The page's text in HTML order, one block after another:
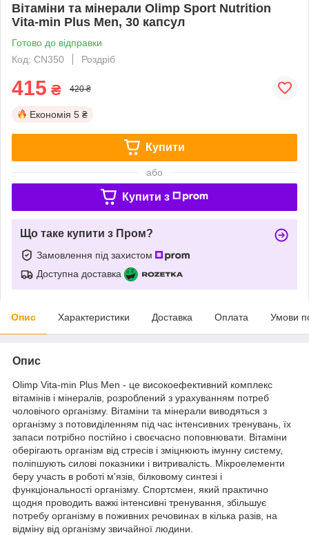
Вітаміни та мінерали Olimp Sport Nutrition
Vita-min Plus Men, 30 капсул
Готово до відправки
Код: CN350
Роздріб
415 ₴ 420 ₴
Економія 5 ₴
Купити
або
Купити з
Що таке купити з Пром?
Замовлення під захистом
Доступна доставка
Опис Характеристики Доставка Оплата Умови
Опис
Olimp Vita-min Plus Men - це високоефективний комплекс
вітамінів і мінералів, розроблений з урахуванням потреб
чоловічого організму. Вітаміни та мінерали виводяться з
організму з потовиділенням під час інтенсивних тренувань, їх
запаси потрібно постійно і своєчасно поповнювати. Вітаміни
оберігають організм від стресів і зміцнюють імунну систему,
поліпшують силові показники і витривалість. Мікроелементи
беру участь в роботі м'язів, білковому синтезі і
функціональності організму. Спортсмен, який практично
щодня проводить важкі інтенсивні тренування, збільшує
потребу організму в поживних речовинах в кілька разів, на
відміну від організму звичайної людини.